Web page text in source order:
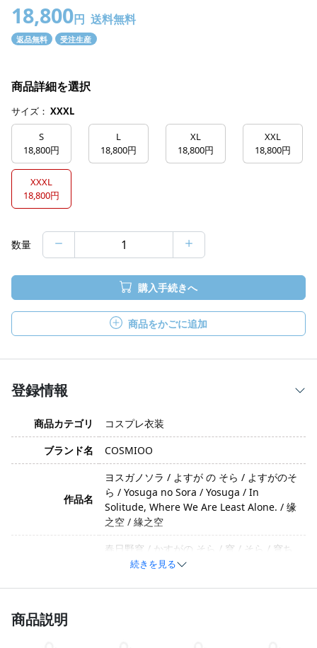
18,800円 送料無料
返品無料 受注生産
商品詳細を選択
サイズ： XXXL
S
18,800円
L
18,800円
XL
18,800円
XXL
18,800円
XXXL
18,800円
数量
購入手続きへ
商品をかごに追加
登録情報
商品カテゴリ
コスプレ衣装
ブランド名
COSMIOO
作品名
ヨスガノソラ / よすが の そら / よすがのそ
ら / Yosuga no Sora / Yosuga / In
Solitude, Where We Are Least Alone. / 缘
之空 / 緣之空
春日野穹 / かすがの そら / 穹 / そら / 穹ち
ゃん / Sora Kasugano / Kasugano Sora /
イメージ
続きを見る
商品説明